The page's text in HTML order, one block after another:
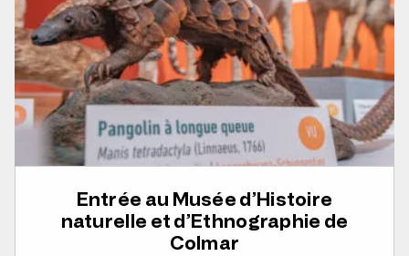
Entrée au Musée d’Histoire
naturelle et d’Ethnographie de
Colmar